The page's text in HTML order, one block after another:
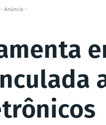
- Anúncio -